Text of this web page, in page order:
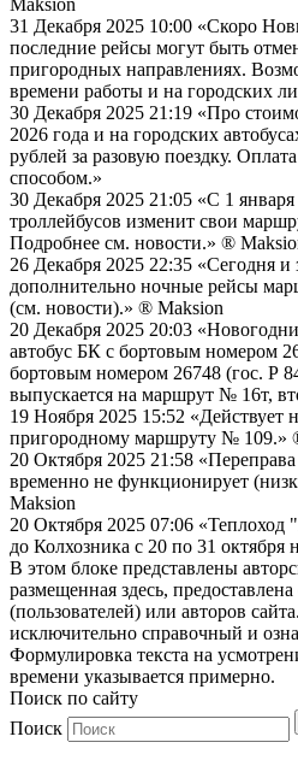
Maksion
31 Декабря 2025 10:00 «Скоро
последние рейсы могут быть
пригородных направлениях.
времени работы и на городских
30 Декабря 2025 21:19 «Про
2026 года и на городских
рублей за разовую поездку.
способом.»
30 Декабря 2025 21:05 «С 1 января
троллейбусов изменит свои
Подробнее см. новости.» ®
26 Декабря 2025 22:35 «Сегодня и
дополнительно ночные рейсы
(см. новости).» ® Maksion
20 Декабря 2025 20:03
автобус БК с бортовым номером
бортовым номером 26748 (гос. Р
выпускается на маршрут № 16т,
19 Ноября 2025 15:52 «Действует
пригородному маршруту № 109.»
20 Октября 2025 21:58
временно не функционирует
Maksion
20 Октября 2025 07:06 «Теплоход
до Колхозника с 20 по 31 октября
В этом блоке представлены
размещенная здесь,
(пользователей) или авторов
исключительно справочный и
Формулировка текста на
времени указывается примерно.
Поиск по сайту
Поиск